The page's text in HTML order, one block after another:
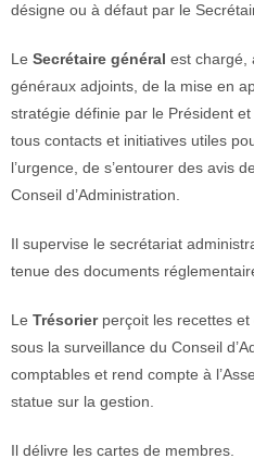
désigne ou à défaut par le
Le Secrétaire général est chargé,
généraux adjoints, de la mise en
stratégie définie par le Président
tous contacts et initiatives utiles
l’urgence, de s’entourer des avis
Conseil d’Administration.
Il supervise le secrétariat
tenue des documents
Le Trésorierperçoit les recettes et
sous la surveillance du Conseil
comptables et rend compte à
statue sur la gestion.
Il délivre les cartes de membres.